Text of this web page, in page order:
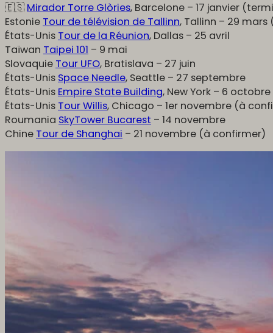
🇪🇸Mirador Torre Glòries, Barcelone – 17 janvier
Estonie Tour de télévision de Tallinn, Tallinn – 29
États-Unis Tour de la Réunion, Dallas – 25 avril
Taïwan Taipei 101 – 9 mai
Slovaquie Tour UFO, Bratislava – 27 juin
États-Unis Space Needle, Seattle – 27 septembre
États-Unis Empire State Building, New York – 6 octobre
États-Unis Tour Willis, Chicago – 1er novembre (à
Roumania SkyTower Bucarest – 14 novembre
Chine Tour de Shanghai – 21 novembre (à confirmer)